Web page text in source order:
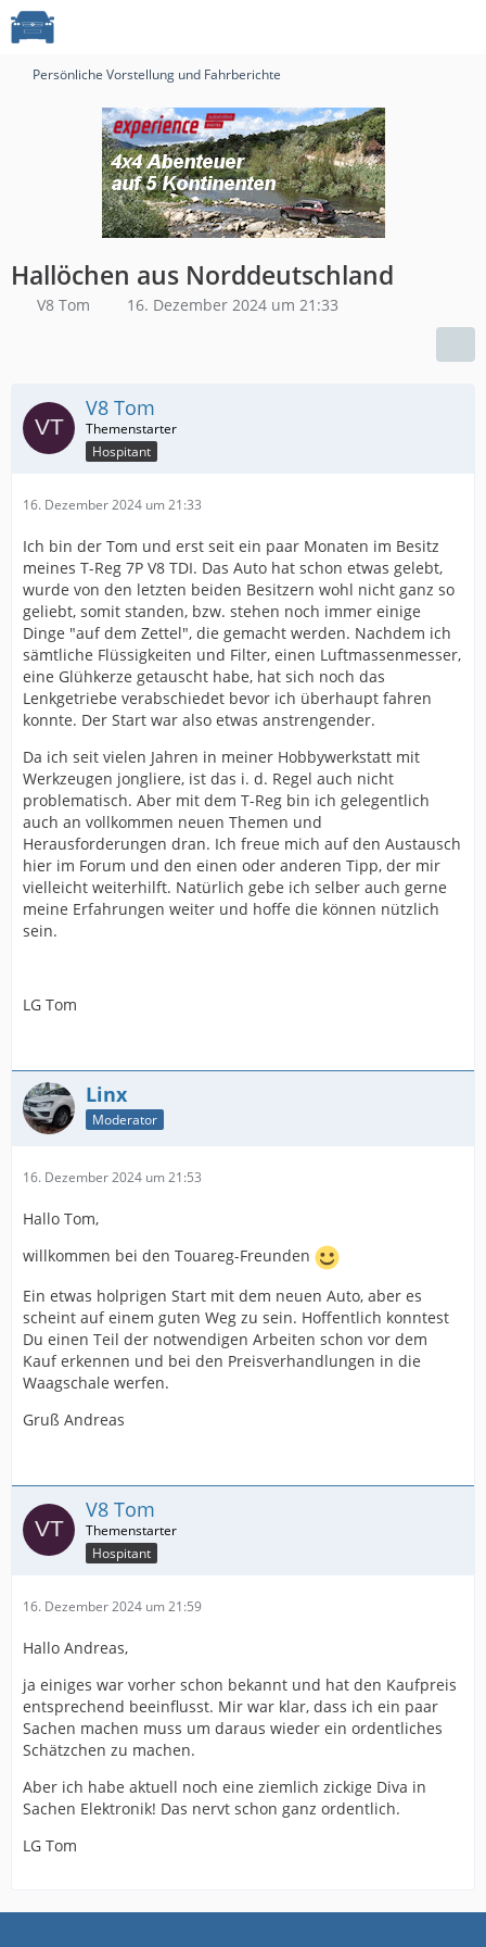
Persönliche Vorstellung und Fahrberichte
Hallöchen aus Norddeutschland
V8 Tom 16. Dezember 2024 um 21:33
V8 Tom
Hospitant
16. Dezember 2024 um 21:33
Ich bin der Tom und erst seit ein paar Monaten im Besitz
meines T-Reg 7P V8 TDI. Das Auto hat schon etwas gelebt,
wurde von den letzten beiden Besitzern wohl nicht ganz so
geliebt, somit standen, bzw. stehen noch immer einige
Dinge "auf dem Zettel", die gemacht werden. Nachdem ich
sämtliche Flüssigkeiten und Filter, einen Luftmassenmesser,
eine Glühkerze getauscht habe, hat sich noch das
Lenkgetriebe verabschiedet bevor ich überhaupt fahren
konnte. Der Start war also etwas anstrengender.
Da ich seit vielen Jahren in meiner Hobbywerkstatt mit
Werkzeugen jongliere, ist das i. d. Regel auch nicht
problematisch. Aber mit dem T-Reg bin ich gelegentlich
auch an vollkommen neuen Themen und
Herausforderungen dran. Ich freue mich auf den Austausch
hier im Forum und den einen oder anderen Tipp, der mir
vielleicht weiterhilft. Natürlich gebe ich selber auch gerne
meine Erfahrungen weiter und hoffe die können nützlich
sein.
LG Tom
Linx
Moderator
16. Dezember 2024 um 21:53
Hallo Tom,
willkommen bei den Touareg-Freunden
Ein etwas holprigen Start mit dem neuen Auto, aber es
scheint auf einem guten Weg zu sein. Hoffentlich konntest
Du einen Teil der notwendigen Arbeiten schon vor dem
Kauf erkennen und bei den Preisverhandlungen in die
Waagschale werfen.
Gruß Andreas
V8 Tom
Hospitant
16. Dezember 2024 um 21:59
Hallo Andreas,
ja einiges war vorher schon bekannt und hat den Kaufpreis
entsprechend beeinflusst. Mir war klar, dass ich ein paar
Sachen machen muss um daraus wieder ein ordentliches
Schätzchen zu machen.
Aber ich habe aktuell noch eine ziemlich zickige Diva in
Sachen Elektronik! Das nervt schon ganz ordentlich.
LG Tom